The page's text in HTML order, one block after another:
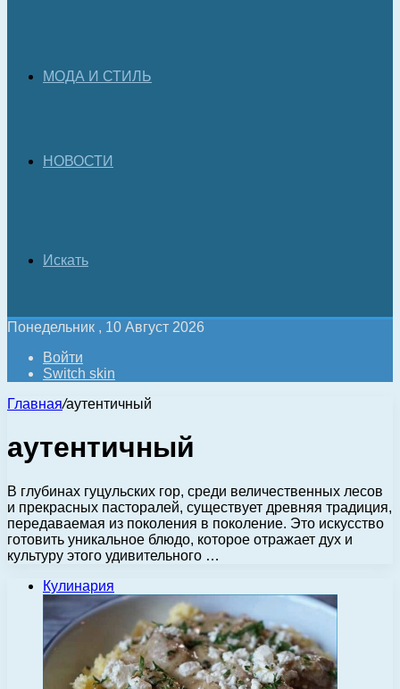
МОДА И СТИЛЬ
НОВОСТИ
Искать
Понедельник , 10 Август 2026
Войти
Switch skin
Главная/аутентичный
аутентичный
В глубинах гуцульских гор, среди величественных лесов
и прекрасных пасторалей, существует древняя традиция,
передаваемая из поколения в поколение. Это искусство
готовить уникальное блюдо, которое отражает дух и
культуру этого удивительного …
Кулинария